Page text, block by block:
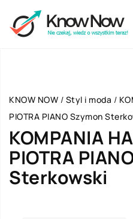
KNOW NOW / Styl i moda /
PIOTRA PIANO Szymon
KOMPANIA
PIOTRA
Sterkowski